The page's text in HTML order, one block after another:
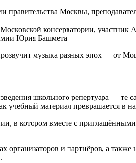
правительства Москвы,
консерватории,
Юрия Башмета.
музыка разных эпох — от
школьного репертуара —
учебный материал превращается в
в котором вместе с
организаторов и партнёров, а